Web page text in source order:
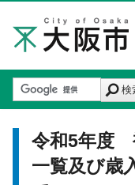
検
令和5年度
一覧及び歳